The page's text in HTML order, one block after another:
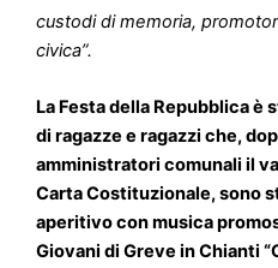
custodi di memoria,
civica”.
La Festa della Repubblica è
di ragazze e ragazzi che,
amministratori comunali il
Carta Costituzionale, sono
aperitivo con musica
Giovani di Greve in Chianti